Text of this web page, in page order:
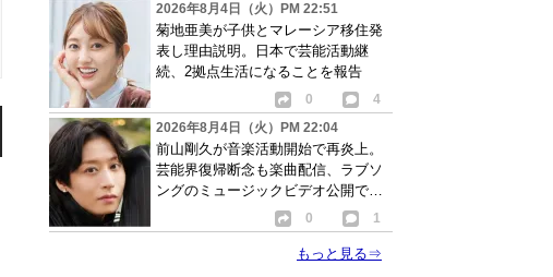
2026年8月4日（火）PM 22:51
菊地亜美が子供とマレーシア移住発
表し理由説明。日本で芸能活動継
続、2拠点生活になることを報告
0
4
2026年8月4日（火）PM 22:04
前山剛久が音楽活動開始で再炎上。
芸能界復帰断念も楽曲配信、ラブソ
ングのミュージックビデオ公開で批
0 1
もっと見る⇒